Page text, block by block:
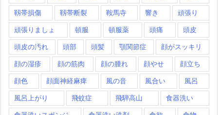
靱帯損傷 靱帯断裂 鞍馬寺 響き 頑張り
頑張りましょ 頓服 頓服薬 頭痛 頭皮
頭皮の汚れ 頭部 頭髪 顎関節症 顔がスッキリ
顔の湿疹 顔の筋肉 顔の腫れ 顔やせ 顔立ち
顔色 顔面神経麻痺 風の音 風合い 風呂
風呂上がり 飛蚊症 飛騨高山 食器洗い